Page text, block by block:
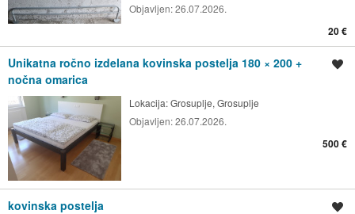
Objavljen:26.07.2026.
20 €
Unikatna ročno izdelana kovinska postelja 180 × 200 +
nočna omarica
Lokacija:Grosuplje, Grosuplje
Objavljen:26.07.2026.
500 €
kovinska postelja